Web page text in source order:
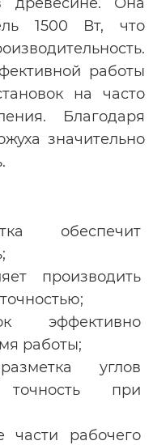
1500 Вт, что
работы
на часто
Благодаря
значительно
обеспечит
производить
эффективно
работы;
углов
при
части рабочего